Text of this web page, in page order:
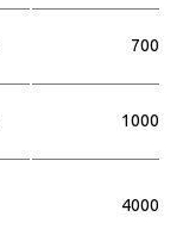
700
1000
4000